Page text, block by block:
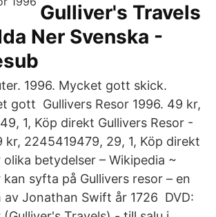
Gulliver's Travels
Ner Svenska -
1996. Mycket gott skick.
gott Gullivers Resor 1996. 49 kr,
1, Köp direkt Gullivers Resor -
kr, 2245419479, 29, 1, Köp direkt
olika betydelser – Wikipedia ~
kan syfta på Gullivers resor – en
av Jonathan Swift år 1726 DVD: